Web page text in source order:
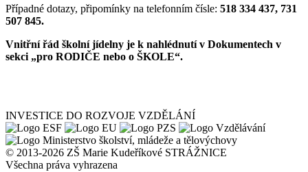
Případné dotazy, připomínky na telefonním čísle: 518 334 437, 731
507 845.
Vnitřní řád školní jídelny je k nahlédnutí v Dokumentech v
sekci „pro RODIČE nebo o ŠKOLE“.
INVESTICE DO ROZVOJE VZDĚLÁNÍ
© 2013-2026 ZŠ Marie Kudeříkové STRÁŽNICE
Všechna práva vyhrazena